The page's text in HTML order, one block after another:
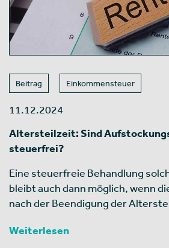
Beitrag Einkommensteuer
11.12.2024
Altersteilzeit: Sind
steuerfrei?
Eine steuerfreie Behandlung
bleibt auch dann möglich, wenn
nach der Beendigung der
Weiterlesen